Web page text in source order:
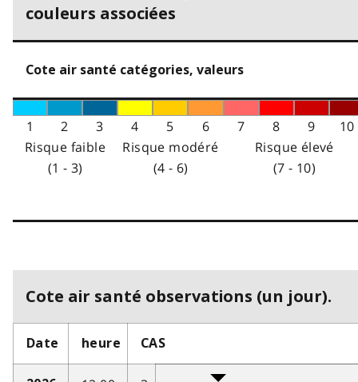
couleurs associées
Cote air santé catégories, valeurs
1 2 3 4 5 6 7 8 9
10
Risque faible
(1 - 3)
Risque modéré
(4 - 6)
Risque élevé
(7 - 10)
Cote air santé observations (un jour).
Date heure CAS